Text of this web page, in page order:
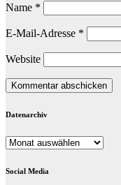
Name *
E-Mail-Adresse *
Website
Datenarchiv
Datenarchiv
Social Media